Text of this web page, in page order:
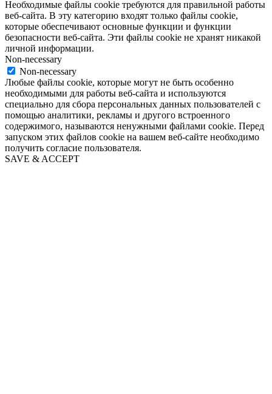
Необходимые файлы cookie требуются для правильной работы
веб-сайта. В эту категорию входят только файлы cookie,
которые обеспечивают основные функции и функции
безопасности веб-сайта. Эти файлы cookie не хранят никакой
личной информации.
Non-necessary
Non-necessary
Любые файлы cookie, которые могут не быть особенно
необходимыми для работы веб-сайта и используются
специально для сбора персональных данных пользователей с
помощью аналитики, рекламы и другого встроенного
содержимого, называются ненужными файлами cookie. Перед
запуском этих файлов cookie на вашем веб-сайте необходимо
получить согласие пользователя.
SAVE & ACCEPT